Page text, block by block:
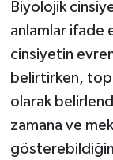
Biyolojik
anlamlar ifade
cinsiyetin
belirtirken,
olarak
zamana ve